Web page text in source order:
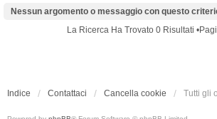
Nessun argomento o messaggio con questo
La Ricerca Ha Trovato 0 Risultati
Indice Contattaci Cancella cookie Tutti gli